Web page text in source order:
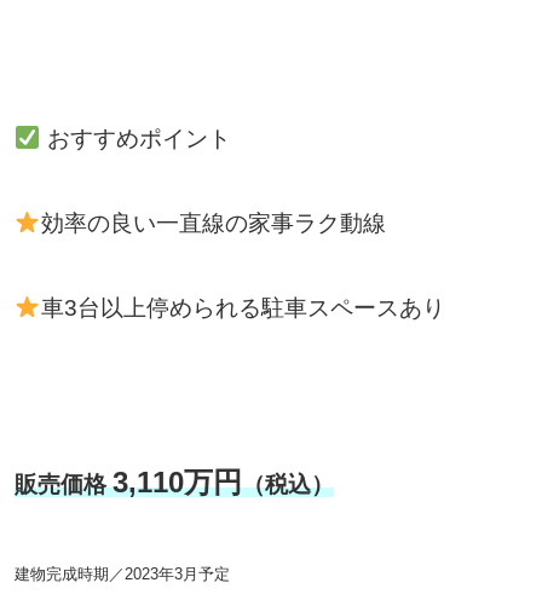
おすすめポイント
効率の良い一直線の家事ラク動線
車3台以上停められる駐車スペースあり
販売価格3,110万円（税込）
建物完成時期／2023年3月予定